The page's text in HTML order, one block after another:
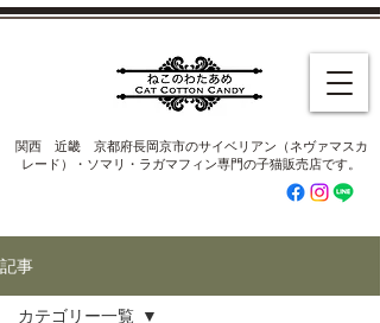
​関西 近畿 京都府長岡京市のサイベリアン（ネヴァマスカ
レード）・ソマリ・ラガマフィン専門の子猫販売店です。
記事
カテゴリー一覧